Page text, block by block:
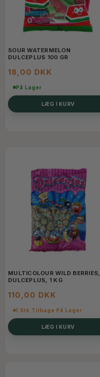
SOUR WATERMELON
DULCEPLUS 100 GR
18,00 DKK
På Lager
LÆG I KURV
MULTICOLOUR WILD BERRIES,
DULCEPLUS, 1 KG
110,00 DKK
1 Stk Tilbage På Lager
LÆG I KURV